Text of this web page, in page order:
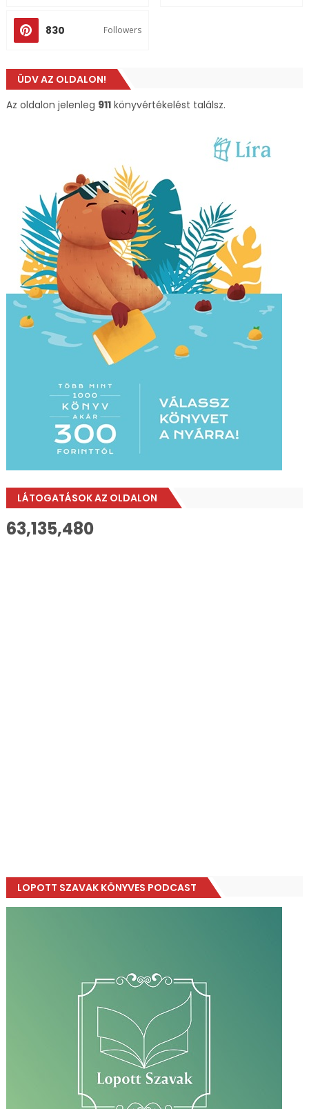
830 Followers
ÜDV AZ OLDALON!
Az oldalon jelenleg 911könyvértékelést találsz.
LÁTOGATÁSOK AZ OLDALON
63,135,480
LOPOTT SZAVAK KÖNYVES PODCAST